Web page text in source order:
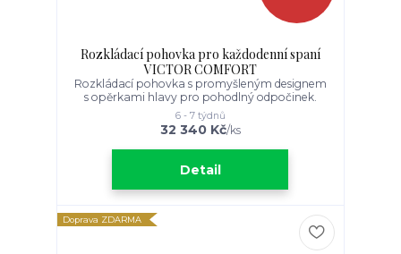
Rozkládací pohovka pro každodenní spaní
VICTOR COMFORT
Rozkládací pohovka s promyšleným designem
s opěrkami hlavy pro pohodlný odpočinek.
32 340 Kč/ks
6 - 7 týdnů
Detail
Doprava ZDARMA